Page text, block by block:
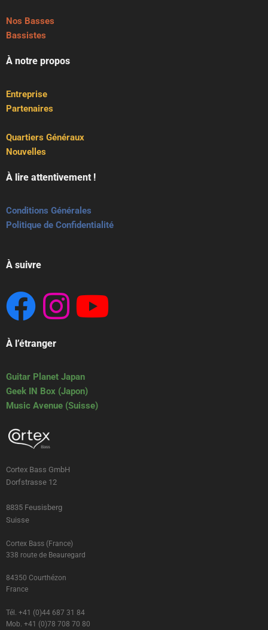
Nos Basses
Bassistes
À notre propos
Entreprise
Partenaires
Quartiers Généraux
Nouvelles
À lire attentivement !
Conditions Générales
Politique de Confidentialité
À suivre
À l’étranger
Guitar Planet Japan
Geek IN Box (Japon)
Music Avenue (Suisse)
Cortex Bass GmbH
Dorfstrasse 12
8835 Feusisberg
Suisse
Cortex Bass (France)
338 route de Beauregard
84350 Courthézon
France
Tél. +41 (0)44 687 31 84
Mob. +41 (0)78 708 70 80